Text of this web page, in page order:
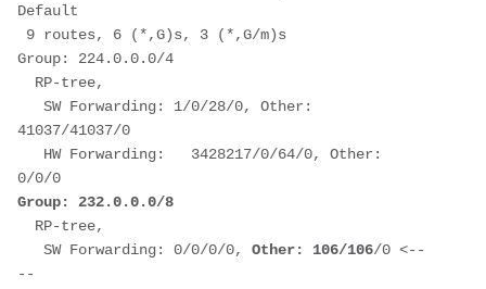
Default
9 routes, 6 (*,G)s, 3 (*,G/m)s
Group: 224.0.0.0/4
RP-tree,
SW Forwarding: 1/0/28/0, Other:
41037/41037/0
HW Forwarding:   3428217/0/64/0, Other:
0/0/0
Group: 232.0.0.0/8
RP-tree,
SW Forwarding: 0/0/0/0,
Other: 106/106/0 <--
--